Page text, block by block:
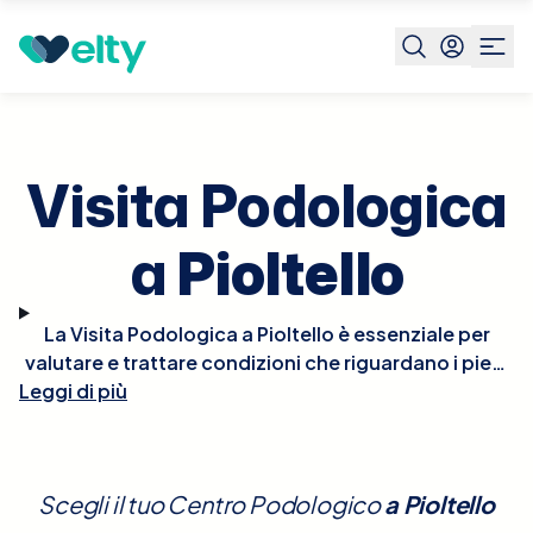
Prenota visita
Visita Podologica
aPioltello
La Visita Podologica a Pioltello è essenziale per
valutare e trattare condizioni che riguardano i piedi
e le strutture correlate. Durante la visita, il podologo
biomeccaniche che possono influenzare la
Leggi di più
Scegli il tuo Centro Podologicoa Pioltello